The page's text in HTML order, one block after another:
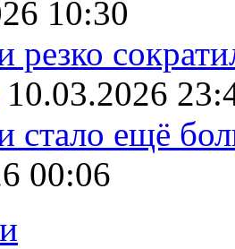
10:30
резко
10.03.2026
стало ещё
00:06